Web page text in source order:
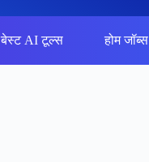
बेस्ट AI टूल्स होम जॉब्स